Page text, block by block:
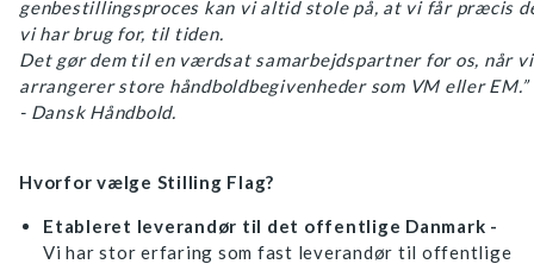
genbestillingsproces kan vi altid stole på, at vi får præcis
vi har brug for, til tiden.
Det gør dem til en værdsat samarbejdspartner for os, når vi
arrangerer store håndboldbegivenheder som VM eller EM.”
- Dansk Håndbold.
Hvorfor vælge Stilling Flag?
Etableret leverandør til det offentlige Danmark -
Vi har stor erfaring som fast leverandør til offentlige